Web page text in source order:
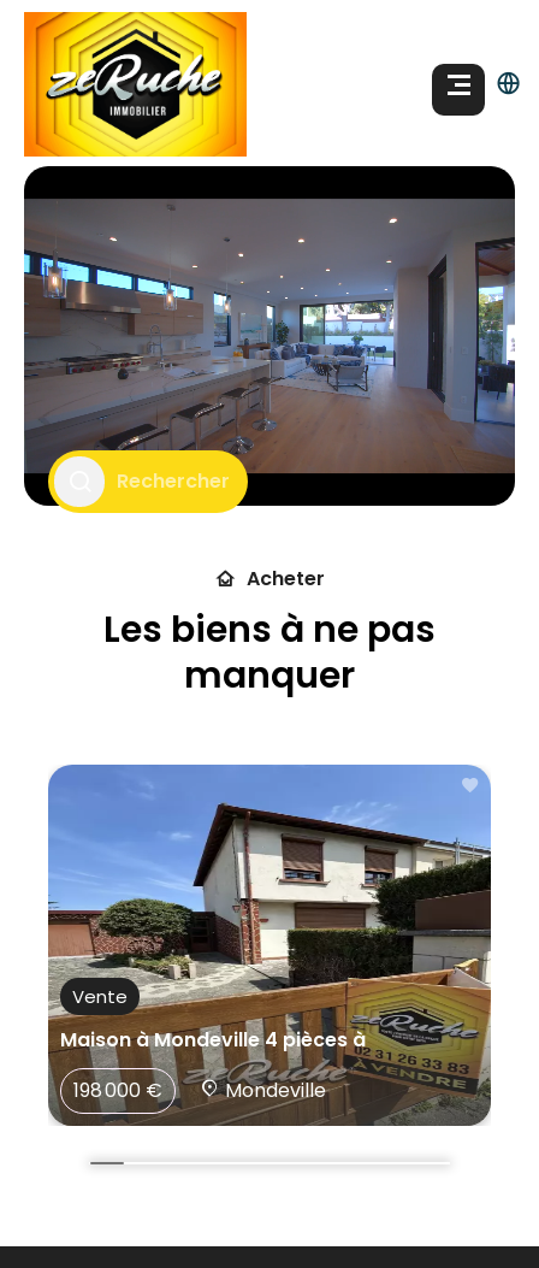
Rechercher
Ville
critères
Acheter
Les biens à ne pas
manquer
Vente
Maison à Mondeville 4 pièces à
198 000 €
Mondeville